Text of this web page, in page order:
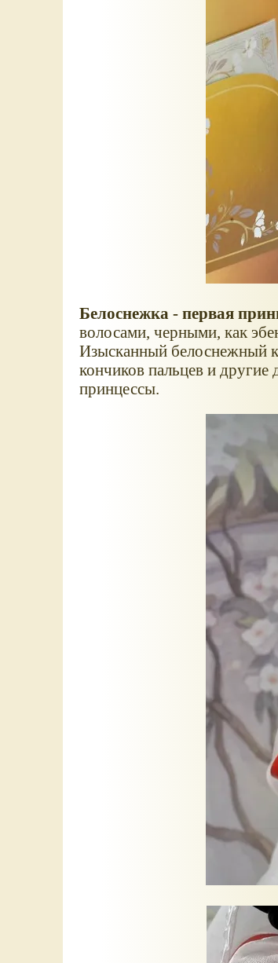
Белоснежка - первая
волосами, черными, как
Изысканный белоснежный
кончиков пальцев и
принцессы.